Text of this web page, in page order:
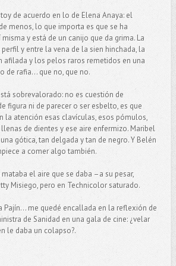
de acuerdo en lo de Elena Anaya: el
menos, lo que importa es que se ha
y está de un canijo que da grima. La
y entre la vena de la sien hinchada, la
afilada y los pelos raros remetidos en una
de rafia… que no, que no.
sobrevalorado: no es cuestión de
figura ni de parecer o ser esbelto, es que
la atención esas clavículas, esos pómulos,
de dientes y ese aire enfermizo. Maribel
gótica, tan delgada y tan de negro. Y Belén
a comer algo también.
el aire que se daba –a su pesar,
Misiego, pero en Technicolor saturado.
Pajín… me quedé encallada en la reflexión de
de Sanidad en una gala de cine: ¿velar
le daba un colapso?.